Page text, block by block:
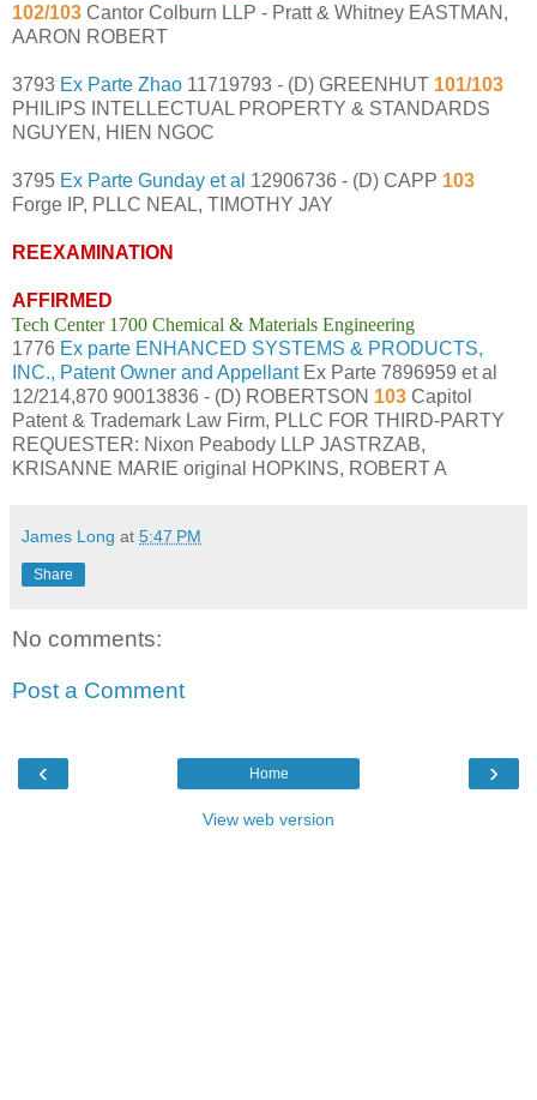
102/103 Cantor Colburn LLP - Pratt & Whitney EASTMAN,
AARON ROBERT
3793 Ex Parte Zhao 11719793 - (D) GREENHUT 101/103
PHILIPS INTELLECTUAL PROPERTY & STANDARDS
NGUYEN, HIEN NGOC
3795 Ex Parte Gunday et al 12906736 - (D) CAPP 103
Forge IP, PLLC NEAL, TIMOTHY JAY
REEXAMINATION
AFFIRMED
Tech Center 1700 Chemical & Materials Engineering
1776 Ex parte ENHANCED SYSTEMS & PRODUCTS,
INC., Patent Owner and AppellantEx Parte 7896959 et al
12/214,870 90013836 - (D) ROBERTSON 103 Capitol
Patent & Trademark Law Firm, PLLC FOR THIRD-PARTY
REQUESTER: Nixon Peabody LLP JASTRZAB,
KRISANNE MARIE original HOPKINS, ROBERT A
James Long at 5:47 PM
Share
No comments:
Post a Comment
‹ ›
Home
View web version